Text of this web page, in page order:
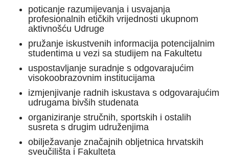
poticanje razumijevanja i usvajanja
profesionalnih etičkih vrijednosti ukupnom
aktivnošću Udruge
pružanje iskustvenih informacija potencijalnim
studentima u vezi sa studijem na Fakultetu
uspostavljanje suradnje s odgovarajućim
visokoobrazovnim institucijama
izmjenjivanje radnih iskustava s odgovarajućim
udrugama bivših studenata
organiziranje stručnih, sportskih i ostalih
susreta s drugim udruženjima
obilježavanje značajnih obljetnica hrvatskih
sveučilišta i Fakulteta